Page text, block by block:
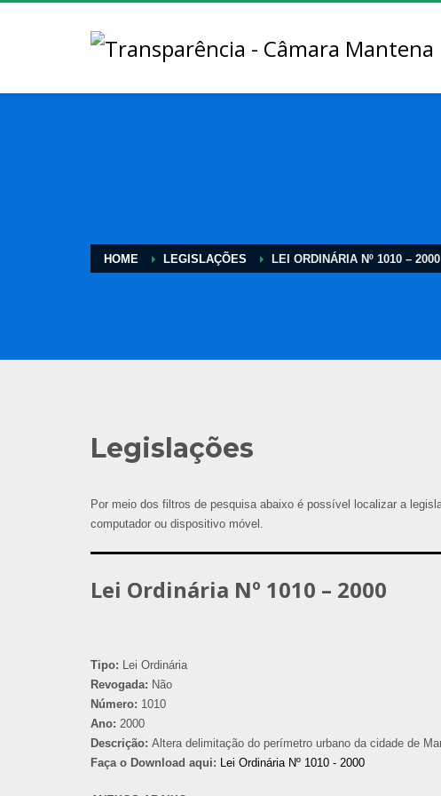
HOME LEGISLAÇÕES LEI ORDINÁRIA Nº 1010 – 2000
Legislações
Por meio dos filtros de pesquisa abaixo é possível localizar a
computador ou dispositivo móvel.
Lei Ordinária Nº 1010 – 2000
Tipo: Lei Ordinária
Revogada: Não
Número: 1010
Ano: 2000
Descrição: Altera delimitação do perímetro urbano da cidade de
Faça o Download aqui: Lei Ordinária Nº 1010 - 2000